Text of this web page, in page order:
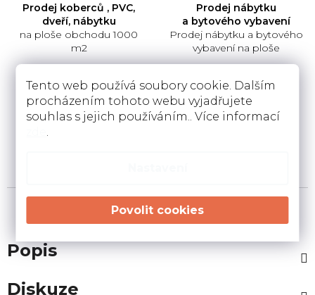
Tento web používá soubory cookie. Dalším
procházením tohoto webu vyjadřujete
souhlas s jejich používáním.. Více informací
Prodej koberců , PVC,
dveří, nábytku
na ploše obchodu 1000
m2
Prodej nábytku
a bytového vybavení
Prodej nábytku a bytového
vybavení na ploše
Pokládka
koberců a pvc
Instalace a návrh
Popis
Diskuze